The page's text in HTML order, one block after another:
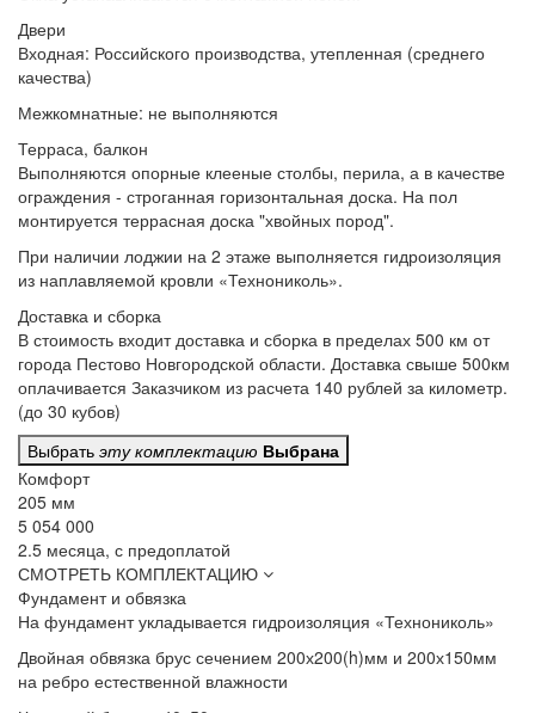
Двери
Входная: Российского производства, утепленная (среднего
качества)
Межкомнатные: не выполняются
Терраса, балкон
Выполняются опорные клееные столбы, перила, а в качестве
ограждения - строганная горизонтальная доска. На пол
монтируется террасная доска "хвойных пород".
При наличии лоджии на 2 этаже выполняется гидроизоляция
из наплавляемой кровли «Технониколь».
Доставка и сборка
В стоимость входитдоставка и сборка в пределах 500 км от
города Пестово Новгородской области. Доставка свыше 500км
оплачивается Заказчиком из расчета 140 рублей за километр.
(до 30 кубов)
Выбрать эту комплектацию Выбрана
Комфорт
205 мм
5 054 000
2.5 месяца, с предоплатой
СМОТРЕТЬ КОМПЛЕКТАЦИЮ
Фундамент и обвязка
На фундаментукладывается гидроизоляция «Технониколь»
Двойная обвязка брус сечением 200х200(h)мм и 200х150мм
на ребро естественной влажности